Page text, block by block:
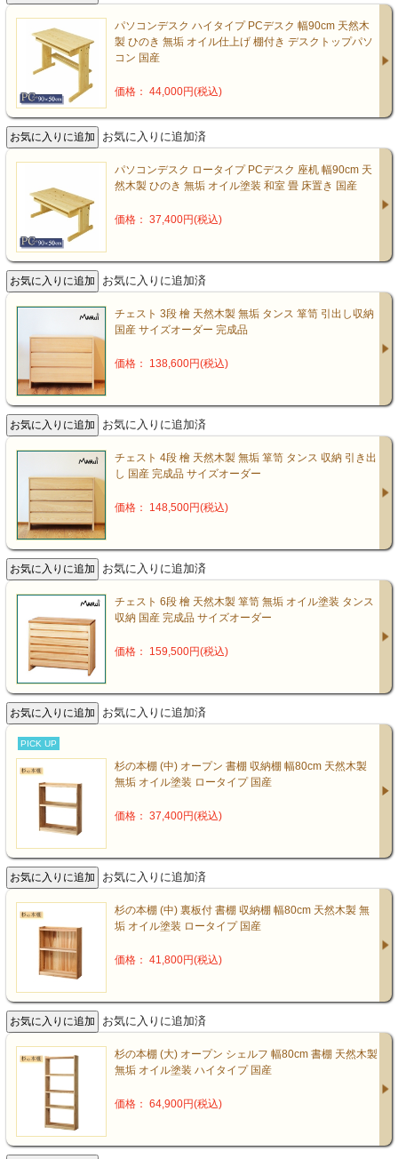
パソコンデスク ハイタイプ PCデスク 幅90cm 天然木
製 ひのき 無垢 オイル仕上げ 棚付き デスクトップパソ
コン 国産
価格： 44,000円(税込)
お気に入りに追加済
パソコンデスク ロータイプ PCデスク 座机 幅90cm 天
然木製 ひのき 無垢 オイル塗装 和室 畳 床置き 国産
価格： 37,400円(税込)
お気に入りに追加済
チェスト 3段 檜 天然木製 無垢 タンス 箪笥 引出し収納
国産 サイズオーダー 完成品
価格： 138,600円(税込)
お気に入りに追加済
チェスト 4段 檜 天然木製 無垢 箪笥 タンス 収納 引き出
し 国産 完成品 サイズオーダー
価格： 148,500円(税込)
お気に入りに追加済
チェスト 6段 檜 天然木製 箪笥 無垢 オイル塗装 タンス
収納 国産 完成品 サイズオーダー
価格： 159,500円(税込)
お気に入りに追加済
PICK UP
杉の本棚 (中) オープン 書棚 収納棚 幅80cm 天然木製
無垢 オイル塗装 ロータイプ 国産
価格： 37,400円(税込)
お気に入りに追加済
杉の本棚 (中) 裏板付 書棚 収納棚 幅80cm 天然木製 無
垢 オイル塗装 ロータイプ 国産
価格： 41,800円(税込)
お気に入りに追加済
杉の本棚 (大) オープン シェルフ 幅80cm 書棚 天然木製
無垢 オイル塗装 ハイタイプ 国産
価格： 64,900円(税込)